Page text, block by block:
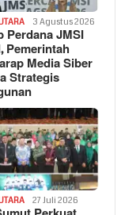
3 Agustus 2026
Perdana JMSI
Pemerintah
Media Siber
Strategis
27 Juli 2026